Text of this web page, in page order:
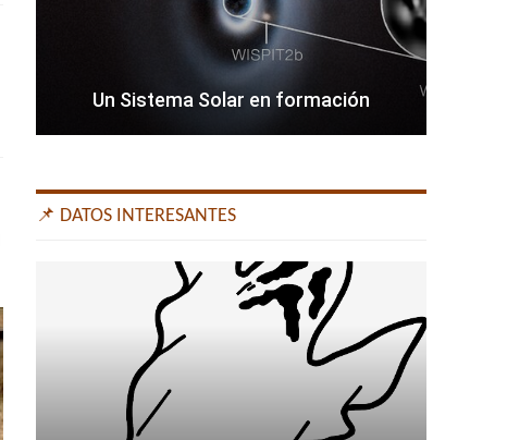
Un Sistema Solar en formación
📌 DATOS INTERESANTES